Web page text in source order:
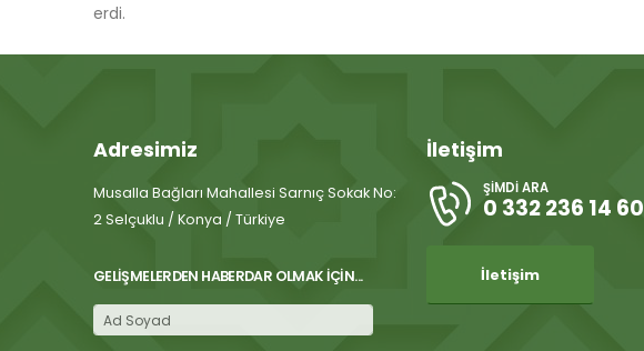
erdi.
Adresimiz
Musalla Bağları Mahallesi Sarnıç Sokak No:
2 Selçuklu / Konya / Türkiye
GELIŞMELERDEN HABERDAR OLMAK İÇIN...
İletişim
ŞIMDI ARA
0 332 236 14 60
İletişim